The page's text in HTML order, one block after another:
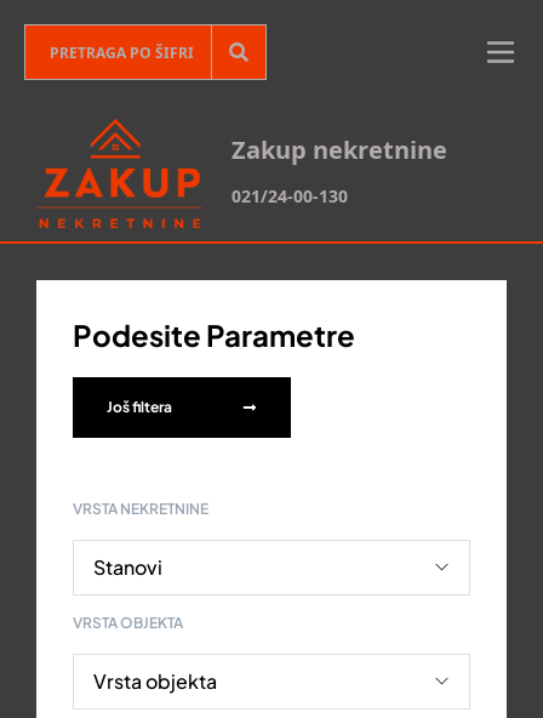
Zakup nekretnine
021/24-00-130
Podesite Parametre
Još filtera
VRSTA NEKRETNINE
VRSTA OBJEKTA